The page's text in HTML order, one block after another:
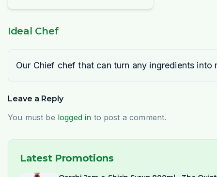
Ideal Chef
Our Chief chef that can turn any ingredients into
Leave a Reply
You must be logged in to post a comment.
Latest Promotions